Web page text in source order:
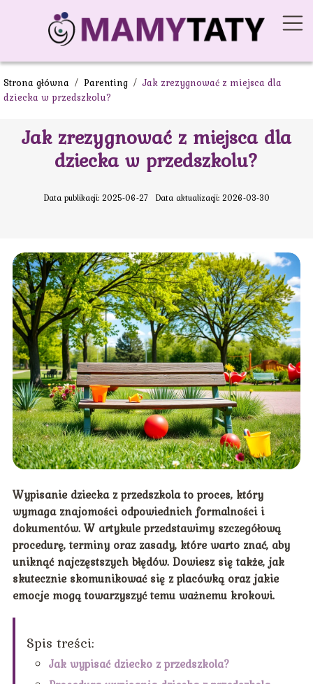
Strona główna / Parenting /Jak zrezygnować z miejsca dla
dziecka w przedszkolu?
Jak zrezygnować z miejsca dla
dziecka w przedszkolu?
Data publikacji: 2025-06-27 Data aktualizacji: 2026-03-30
Wypisanie dziecka z przedszkola to proces, który
wymaga znajomości odpowiednich formalności i
dokumentów. W artykule przedstawimy szczegółową
procedurę, terminy oraz zasady, które warto znać, aby
uniknąć najczęstszych błędów. Dowiesz się także, jak
skutecznie skomunikować się z placówką oraz jakie
emocje mogą towarzyszyć temu ważnemu krokowi.
Spis treści:
Jak wypisać dziecko z przedszkola?